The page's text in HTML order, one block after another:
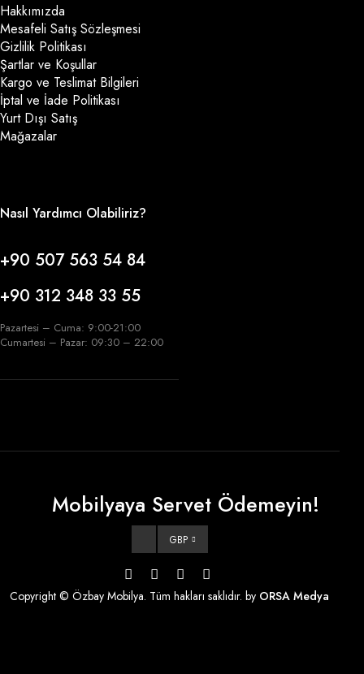
Hakkımızda
Mesafeli Satış Sözleşmesi
Gizlilik Politikası
Şartlar ve Koşullar
Kargo ve Teslimat Bilgileri
İptal ve İade Politikası
Yurt Dışı Satış
Mağazalar
Nasıl Yardımcı Olabiliriz?
+90 507 563 54 84
+90 312 348 33 55
Pazartesi – Cuma: 9:00-21:00
Cumartesi – Pazar: 09:30 – 22:00
Mobilyaya Servet Ödemeyin!
GBP
Copyright © Özbay Mobilya. Tüm hakları saklıdır. by ORSA Medya